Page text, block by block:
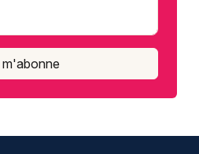
m'abonne